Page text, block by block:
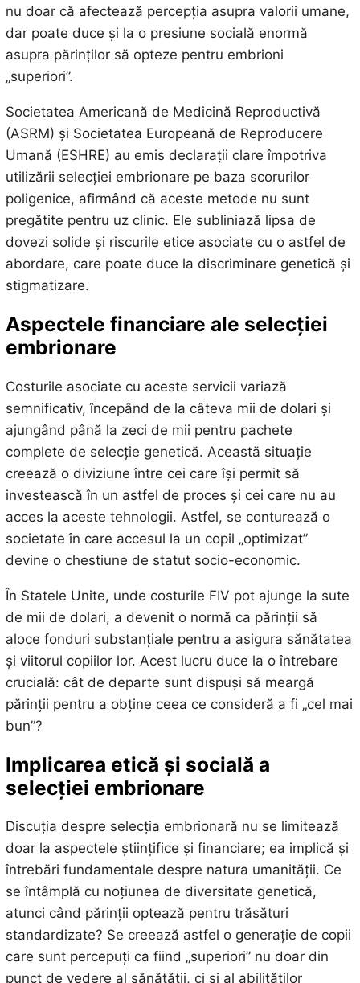
nu doar că afectează percepția asupra valorii umane,
dar poate duce și la o presiune socială enormă
asupra părinților să opteze pentru embrioni
„superiori”.
Societatea Americană de Medicină Reproductivă
(ASRM) și Societatea Europeană de Reproducere
Umană (ESHRE) au emis declarații clare împotriva
utilizării selecției embrionare pe baza scorurilor
poligenice, afirmând că aceste metode nu sunt
pregătite pentru uz clinic. Ele subliniază lipsa de
dovezi solide și riscurile etice asociate cu o astfel de
abordare, care poate duce la discriminare genetică și
stigmatizare.
Aspectele financiare ale selecției
embrionare
Costurile asociate cu aceste servicii variază
semnificativ, începând de la câteva mii de dolari și
ajungând până la zeci de mii pentru pachete
complete de selecție genetică. Această situație
creează o diviziune între cei care își permit să
investească în un astfel de proces și cei care nu au
acces la aceste tehnologii. Astfel, se conturează o
societate în care accesul la un copil „optimizat”
devine o chestiune de statut socio-economic.
În Statele Unite, unde costurile FIV pot ajunge la sute
de mii de dolari, a devenit o normă ca părinții să
aloce fonduri substanțiale pentru a asigura sănătatea
și viitorul copiilor lor. Acest lucru duce la o întrebare
crucială: cât de departe sunt dispuși să meargă
părinții pentru a obține ceea ce consideră a fi „cel mai
bun”?
Implicarea etică și socială a
selecției embrionare
Discuția despre selecția embrionară nu se limitează
doar la aspectele științifice și financiare; ea implică și
întrebări fundamentale despre natura umanității. Ce
se întâmplă cu noțiunea de diversitate genetică,
atunci când părinții optează pentru trăsături
standardizate? Se creează astfel o generație de copii
care sunt percepuți ca fiind „superiori” nu doar din
punct de vedere al sănătății, ci și al abilităților